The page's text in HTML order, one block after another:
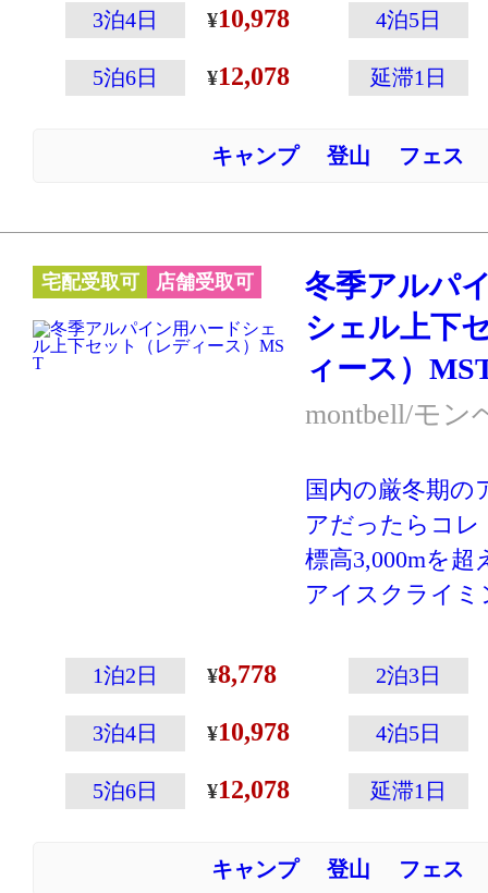
クノロジーに
心地を両立し
用。
すさを実現。
♪
※こちらのハー
用ですので、
ードには向き
に防寒着を重
前提のウェア
め、これ一枚
ません。
3泊4日 10,978 4泊5日
5泊6日 12,078 延滞1日
キャンプ 登山 フェス
宅配受取可 店舗受取可
冬季アルパ
シェル上下
ィース）
montbell/モン
国内の厳冬期の
アだったらコレ
標高3,000mを超
アイスクライ
過酷な使用に
ORE® C-ニッ
ノロジーによ
地を両立した
用。
すさを実現。
1泊2日 8,778 2泊3日
3泊4日 10,978 4泊5日
5泊6日 12,078 延滞1日
キャンプ 登山 フェス